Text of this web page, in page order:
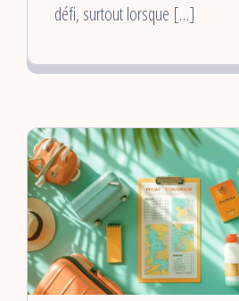
défi, surtout lorsque […]